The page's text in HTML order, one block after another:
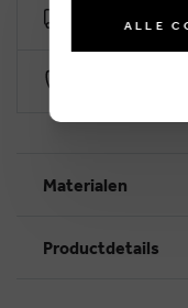
Gratis levering
Veilig betalen
Materialen
Productdetails
ALLE